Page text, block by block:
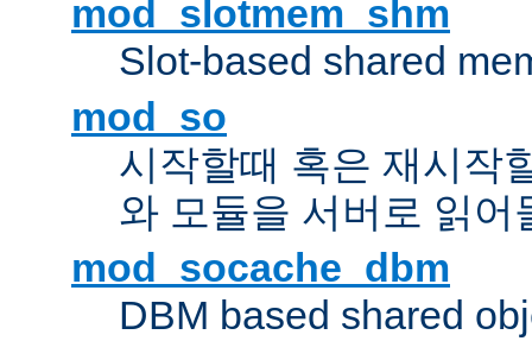
mod_slotmem_shm
Slot-based shared
mod_so
시작할때 혹은 재시작
와 모듈을 서버로 읽어
mod_socache_dbm
DBM based shared